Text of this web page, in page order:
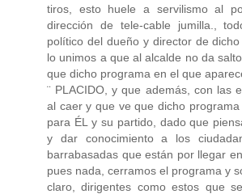
tiros, esto huele a servilismo al
dirección de tele-cable jumilla.,
político del dueño y director de
lo unimos a que al alcalde no da
que dicho programa en el que
¨ PLACIDO, y que además, con las
al caer y que ve que dicho
para ÉL y su partido, dado que
y dar conocimiento a los
barrabasadas que están por llegar
pues nada, cerramos el programa y
claro, dirigentes como estos que